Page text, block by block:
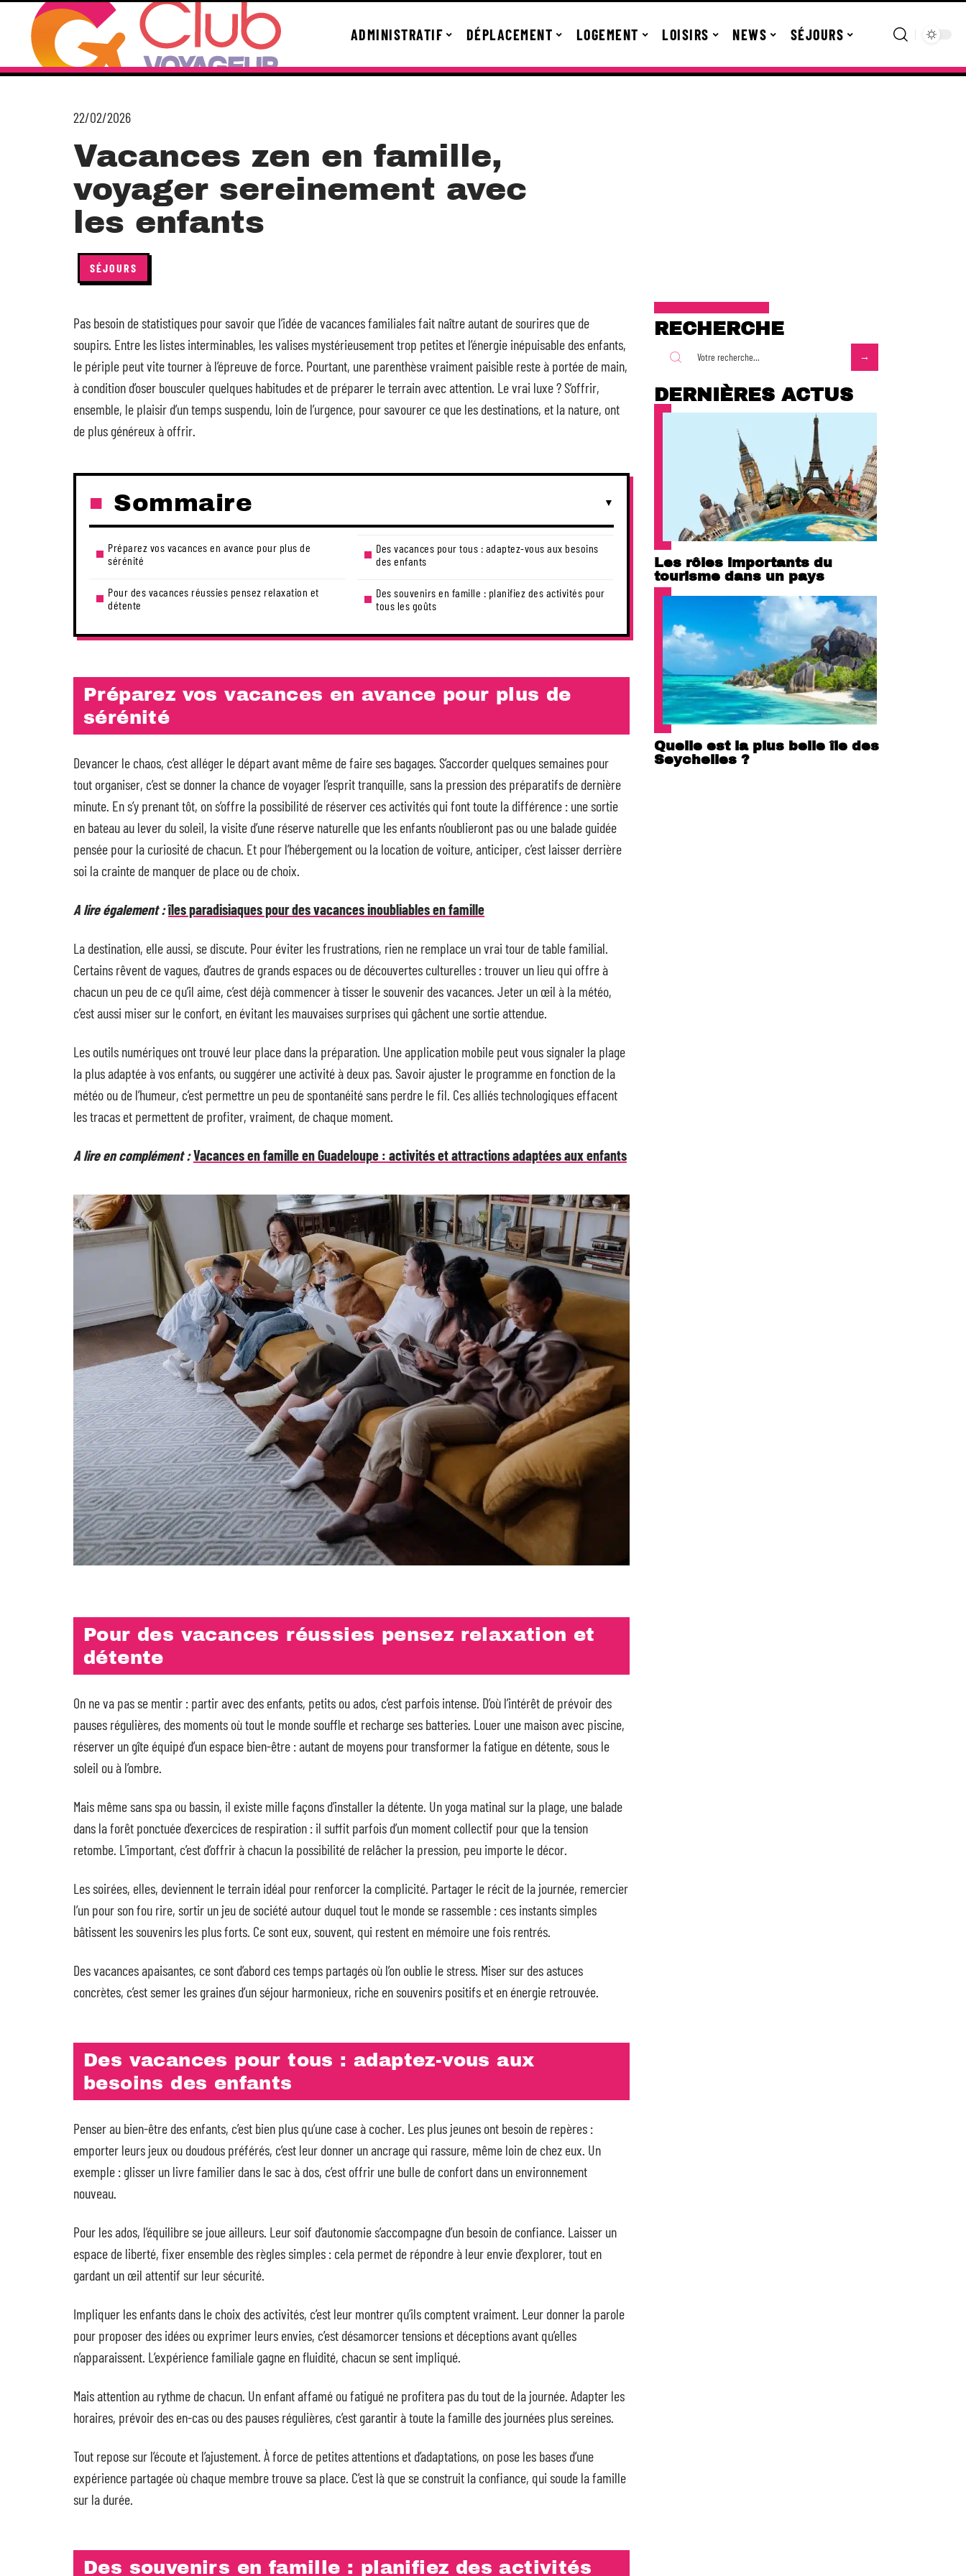
ADMINISTRATIF DÉPLACEMENT LOGEMENT LOISIRS NEWS SÉJOURS
22/02/2026
Vacances zen en famille,
voyager sereinement avec
les enfants
SÉJOURS
Pas besoin de statistiques pour savoir que l’idée de vacances familiales fait naître autant de sourires que de
soupirs. Entre les listes interminables, les valises mystérieusement trop petites et l’énergie inépuisable des enfants,
le périple peut vite tourner à l’épreuve de force. Pourtant, une parenthèse vraiment paisible reste à portée de main,
à condition d’oser bousculer quelques habitudes et de préparer le terrain avec attention. Le vrai luxe ? S’offrir,
ensemble, le plaisir d’un temps suspendu, loin de l’urgence, pour savourer ce que les destinations, et la nature, ont
de plus généreux à offrir.
Sommaire
Préparez vos vacances en avance pour plus de
sérénité
Pour des vacances réussies pensez relaxation et
détente
Des vacances pour tous : adaptez-vous aux besoins
des enfants
Des souvenirs en famille : planifiez des activités pour
tous les goûts
Préparez vos vacances en avance pour plus de
sérénité
Devancer le chaos, c’est alléger le départ avant même de faire ses bagages. S’accorder quelques semaines pour
tout organiser, c’est se donner la chance de voyager l’esprit tranquille, sans la pression des préparatifs de dernière
minute. En s’y prenant tôt, on s’offre la possibilité de réserver ces activités qui font toute la différence : une sortie
en bateau au lever du soleil, la visite d’une réserve naturelle que les enfants n’oublieront pas ou une balade guidée
pensée pour la curiosité de chacun. Et pour l’hébergement ou la location de voiture, anticiper, c’est laisser derrière
soi la crainte de manquer de place ou de choix.
A lire également :îles paradisiaques pour des vacances inoubliables en famille
La destination, elle aussi, se discute. Pour éviter les frustrations, rien ne remplace un vrai tour de table familial.
Certains rêvent de vagues, d’autres de grands espaces ou de découvertes culturelles : trouver un lieu qui offre à
chacun un peu de ce qu’il aime, c’est déjà commencer à tisser le souvenir des vacances. Jeter un œil à la météo,
c’est aussi miser sur le confort, en évitant les mauvaises surprises qui gâchent une sortie attendue.
Les outils numériques ont trouvé leur place dans la préparation. Une application mobile peut vous signaler la plage
la plus adaptée à vos enfants, ou suggérer une activité à deux pas. Savoir ajuster le programme en fonction de la
météo ou de l’humeur, c’est permettre un peu de spontanéité sans perdre le fil. Ces alliés technologiques effacent
les tracas et permettent de profiter, vraiment, de chaque moment.
A lire en complément :Vacances en famille en Guadeloupe : activités et attractions adaptées aux enfants
Pour des vacances réussies pensez relaxation et
détente
On ne va pas se mentir : partir avec des enfants, petits ou ados, c’est parfois intense. D’où l’intérêt de prévoir des
pauses régulières, des moments où tout le monde souffle et recharge ses batteries. Louer une maison avec piscine,
réserver un gîte équipé d’un espace bien-être : autant de moyens pour transformer la fatigue en détente, sous le
soleil ou à l’ombre.
Mais même sans spa ou bassin, il existe mille façons d’installer la détente. Un yoga matinal sur la plage, une balade
dans la forêt ponctuée d’exercices de respiration : il suffit parfois d’un moment collectif pour que la tension
retombe. L’important, c’est d’offrir à chacun la possibilité de relâcher la pression, peu importe le décor.
Les soirées, elles, deviennent le terrain idéal pour renforcer la complicité. Partager le récit de la journée, remercier
l’un pour son fou rire, sortir un jeu de société autour duquel tout le monde se rassemble : ces instants simples
bâtissent les souvenirs les plus forts. Ce sont eux, souvent, qui restent en mémoire une fois rentrés.
Des vacances apaisantes, ce sont d’abord ces temps partagés où l’on oublie le stress. Miser sur des astuces
concrètes, c’est semer les graines d’un séjour harmonieux, riche en souvenirs positifs et en énergie retrouvée.
Des vacances pour tous : adaptez-vous aux
besoins des enfants
Penser au bien-être des enfants, c’est bien plus qu’une case à cocher. Les plus jeunes ont besoin de repères :
emporter leurs jeux ou doudous préférés, c’est leur donner un ancrage qui rassure, même loin de chez eux. Un
exemple : glisser un livre familier dans le sac à dos, c’est offrir une bulle de confort dans un environnement
nouveau.
Pour les ados, l’équilibre se joue ailleurs. Leur soif d’autonomie s’accompagne d’un besoin de confiance. Laisser un
espace de liberté, fixer ensemble des règles simples : cela permet de répondre à leur envie d’explorer, tout en
gardant un œil attentif sur leur sécurité.
Impliquer les enfants dans le choix des activités, c’est leur montrer qu’ils comptent vraiment. Leur donner la parole
pour proposer des idées ou exprimer leurs envies, c’est désamorcer tensions et déceptions avant qu’elles
n’apparaissent. L’expérience familiale gagne en fluidité, chacun se sent impliqué.
Mais attention au rythme de chacun. Un enfant affamé ou fatigué ne profitera pas du tout de la journée. Adapter les
horaires, prévoir des en-cas ou des pauses régulières, c’est garantir à toute la famille des journées plus sereines.
Tout repose sur l’écoute et l’ajustement. À force de petites attentions et d’adaptations, on pose les bases d’une
expérience partagée où chaque membre trouve sa place. C’est là que se construit la confiance, qui soude la famille
sur la durée.
Des souvenirs en famille : planifiez des activités
RECHERCHE
DERNIÈRES ACTUS
Les rôles importants du
tourisme dans un pays
Quelle est la plus belle île des
Seychelles ?